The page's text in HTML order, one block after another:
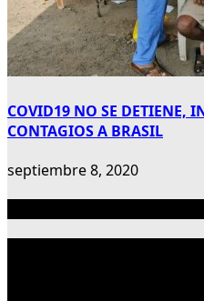
COVID19 NO SE DETIENE,
CONTAGIOS A BRASIL
septiembre 8, 2020